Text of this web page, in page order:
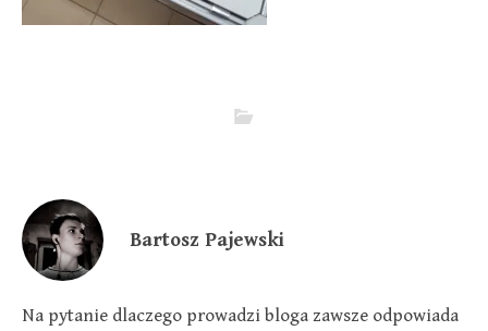
Bartosz Pajewski
Na pytanie dlaczego prowadzi bloga zawsze odpowiada